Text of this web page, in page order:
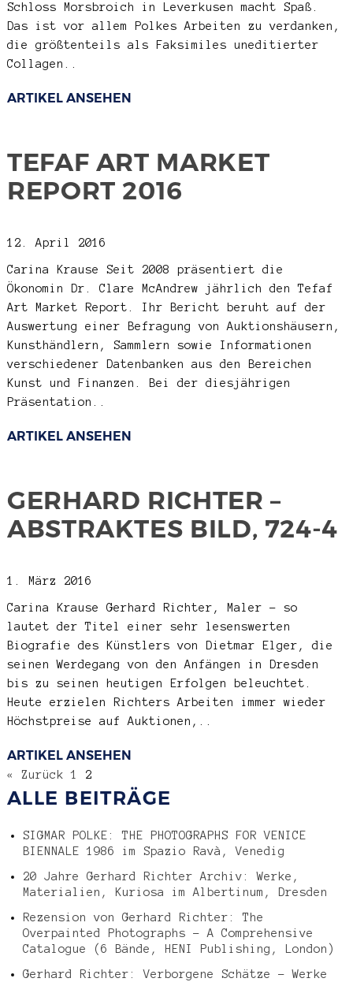
Schloss Morsbroich in Leverkusen macht Spaß.
Das ist vor allem Polkes Arbeiten zu verdanken,
die größtenteils als Faksimiles uneditierter
Collagen..
ARTIKEL ANSEHEN
TEFAF ART MARKET
REPORT 2016
12. April 2016
Carina Krause Seit 2008 präsentiert die
Ökonomin Dr. Clare McAndrew jährlich den Tefaf
Art Market Report. Ihr Bericht beruht auf der
Auswertung einer Befragung von Auktionshäusern,
Kunsthändlern, Sammlern sowie Informationen
verschiedener Datenbanken aus den Bereichen
Kunst und Finanzen. Bei der diesjährigen
Präsentation..
ARTIKEL ANSEHEN
GERHARD RICHTER –
ABSTRAKTES BILD, 724-4
1. März 2016
Carina KrauseGerhard Richter, Maler – so
lautet der Titel einer sehr lesenswerten
Biografie des Künstlers von Dietmar Elger, die
seinen Werdegang von den Anfängen in Dresden
bis zu seinen heutigen Erfolgen beleuchtet.
Heute erzielen Richters Arbeiten immer wieder
Höchstpreise auf Auktionen,..
ARTIKEL ANSEHEN
« Zurück 1 2
ALLE BEITRÄGE
SIGMAR POLKE: THE PHOTOGRAPHS FOR VENICE
BIENNALE 1986 im Spazio Ravà, Venedig
20 Jahre Gerhard Richter Archiv: Werke,
Materialien, Kuriosa im Albertinum, Dresden
Rezension von Gerhard Richter: The
Overpainted Photographs – A Comprehensive
Catalogue (6 Bände, HENI Publishing, London)
Gerhard Richter: Verborgene Schätze – Werke